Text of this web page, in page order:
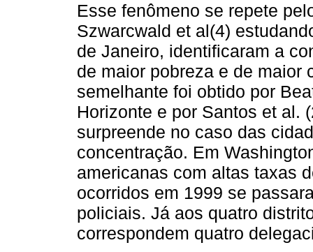
Esse fenômeno se repete
Szwarcwald et al(4)
de Janeiro, identificaram a
de maior pobreza e de maior
semelhante foi obtido por
Horizonte e por Santos et al.
surpreende no caso das
concentração. Em
americanas com altas taxas
ocorridos em 1999 se
policiais. Já aos quatro
correspondem quatro